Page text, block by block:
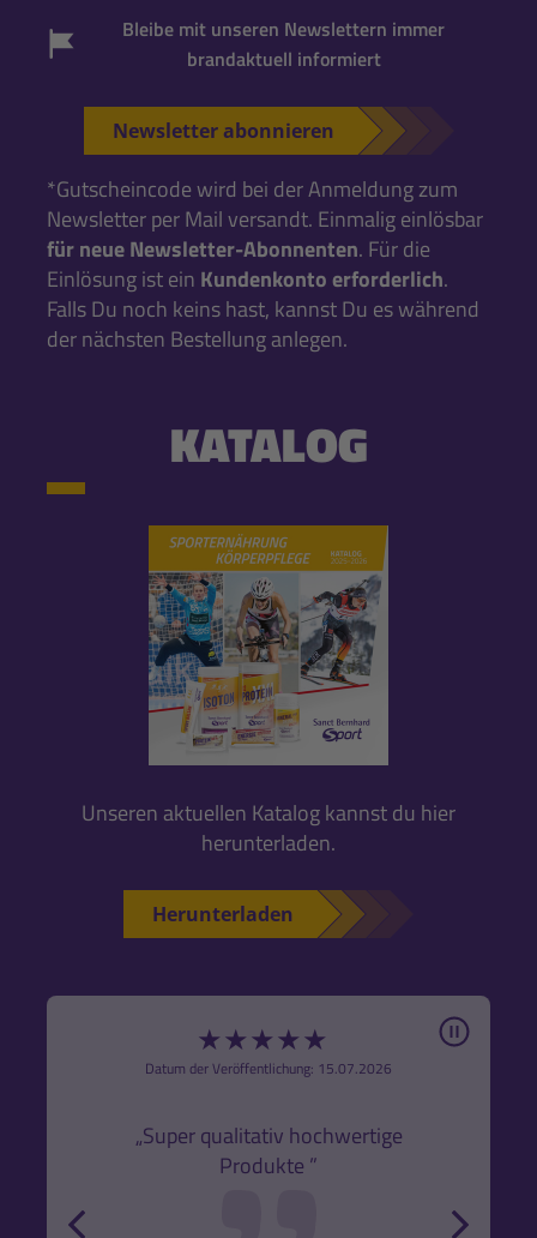
Bleibe mit unseren Newslettern immer
brandaktuell informiert
Newsletter abonnieren
*Gutscheincode wird bei der Anmeldung zum
Newsletter per Mail versandt. Einmalig einlösbar
für neue Newsletter-Abonnenten. Für die
Einlösung ist ein Kundenkonto erforderlich.
Falls Du noch keins hast, kannst Du es während
der nächsten Bestellung anlegen.
KATALOG
Unseren aktuellen Katalog kannst du hier
herunterladen.
Herunterladen
★★★★★
Datum der Veröffentlichung: 15.07.2026
„Super qualitativ hochwertige
Produkte ”
Pause